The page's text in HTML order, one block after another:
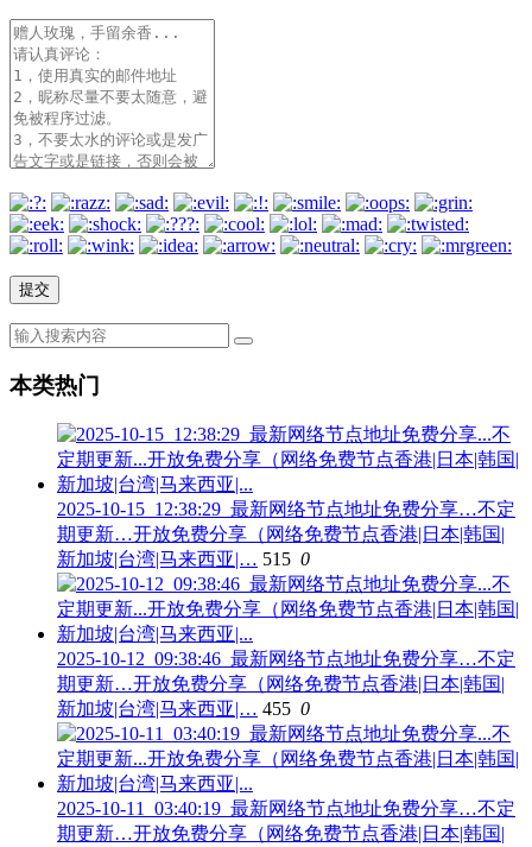
本类热门
2025-10-15_12:38:29_最新网络节点地址免费分享…不定
期更新…开放免费分享（网络免费节点香港|日本|韩国|
新加坡|台湾|马来西亚|… 515 0
2025-10-12_09:38:46_最新网络节点地址免费分享…不定
期更新…开放免费分享（网络免费节点香港|日本|韩国|
新加坡|台湾|马来西亚|… 455 0
2025-10-11_03:40:19_最新网络节点地址免费分享…不定
期更新…开放免费分享（网络免费节点香港|日本|韩国|